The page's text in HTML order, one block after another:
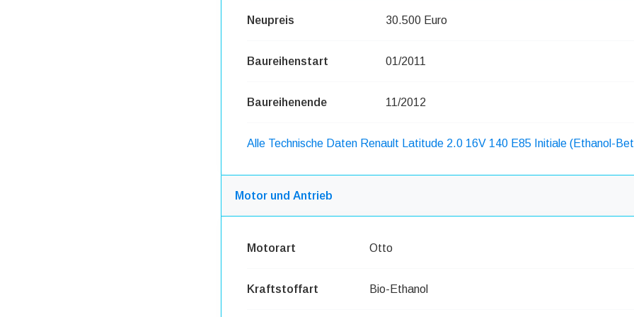
Neupreis 30.500 Euro
Baureihenstart 01/2011
Baureihenende 11/2012
Alle Technische Daten Renault Latitude 2.0 16V 140 E85 Initiale (Ethanol-
Motor und Antrieb
Motorart Otto
Kraftstoffart Bio-Ethanol